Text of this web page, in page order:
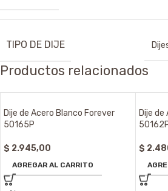
TIPO DE DIJE
Productos relacionados
Dije de Acero Blanco Forever
50165P
$ 2.945,00
AGREGAR AL CARRITO
Dije
$